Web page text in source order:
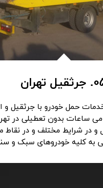
تهران
حمل خودرو با جرثقیل و
ساعات بدون تعطیلی در
و در شرایط مختلف و در نقاط
به کلیه خودروهای سبک و